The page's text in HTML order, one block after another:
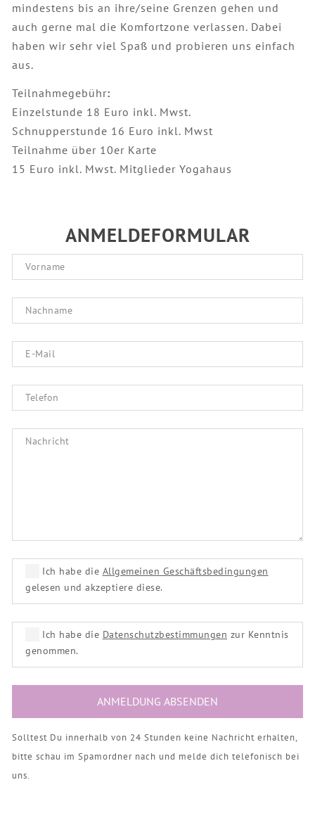
mindestens bis an ihre/seine Grenzen gehen und
auch gerne mal die Komfortzone verlassen. Dabei
haben wir sehr viel Spaß und probieren uns einfach
aus.
Teilnahmegebühr:
Einzelstunde 18 Euro inkl. Mwst.
Schnupperstunde 16 Euro inkl. Mwst
Teilnahme über 10er Karte
15 Euro inkl. Mwst. Mitglieder Yogahaus
ANMELDEFORMULAR
Ich habe die Allgemeinen Geschäftsbedingungen
gelesen und akzeptiere diese.
Ich habe die Datenschutzbestimmungen zur Kenntnis
genommen.
Solltest Du innerhalb von 24 Stunden keine Nachricht erhalten,
bitte schau im Spamordner nach und melde dich telefonisch bei
uns.